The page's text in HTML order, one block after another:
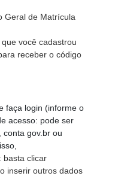
Geral de Matrícula
você cadastrou
receber o código
faça login (informe o
acesso: pode ser
conta gov.br ou
basta clicar
inserir outros dados